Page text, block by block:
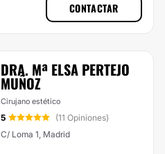
CONTACTAR
DRA. Mª ELSA PERTEJO
MUÑOZ
Cirujano estético
5
(11 Opiniones)
C/ Loma 1, Madrid